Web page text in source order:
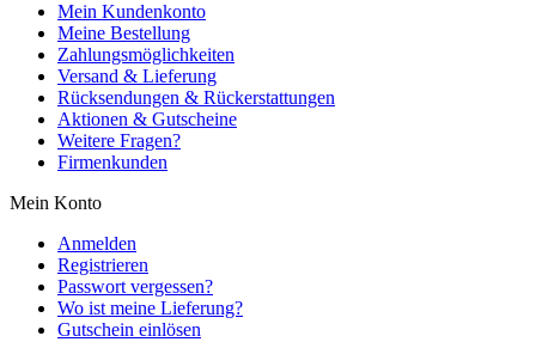
Mein Kundenkonto
Meine Bestellung
Zahlungsmöglichkeiten
Versand & Lieferung
Rücksendungen & Rückerstattungen
Aktionen & Gutscheine
Weitere Fragen?
Firmenkunden
Mein Konto
Anmelden
Registrieren
Passwort vergessen?
Wo ist meine Lieferung?
Gutschein einlösen